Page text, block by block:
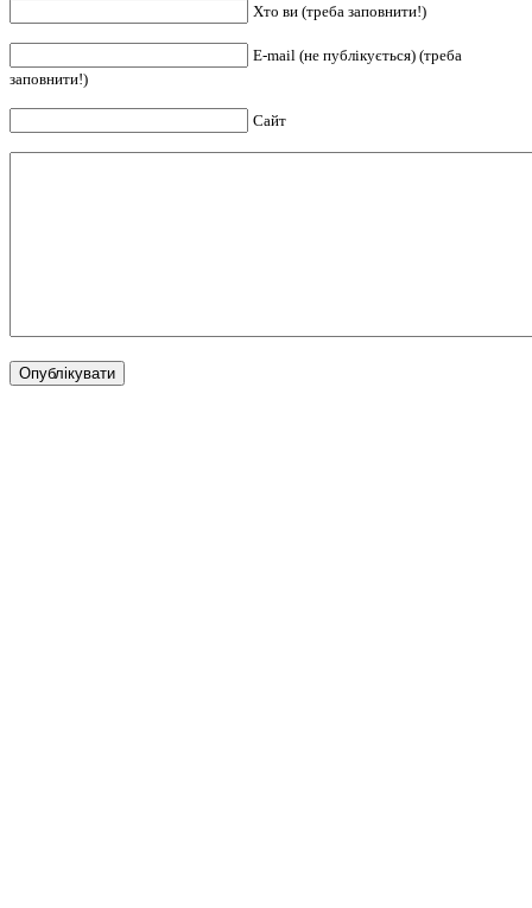
Хто ви (треба заповнити!)
E-mail (не публікується) (треба
заповнити!)
Сайт